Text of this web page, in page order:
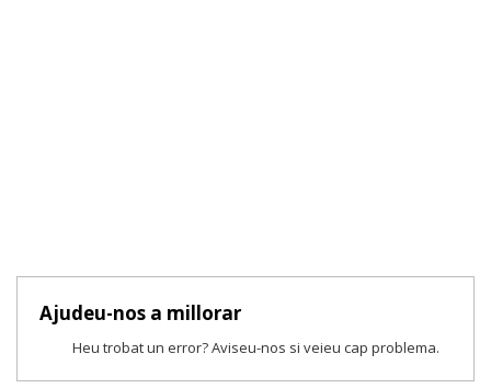
Ajudeu-nos a millorar
Heu trobat un error? Aviseu-nos si veieu cap problema.